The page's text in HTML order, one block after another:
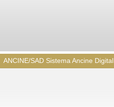
ANCINE/SAD Sistema Ancine Digital